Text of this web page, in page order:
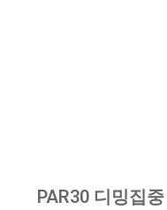
PAR30 디밍집중